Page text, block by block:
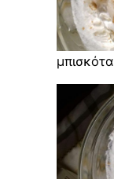
μπισκότα